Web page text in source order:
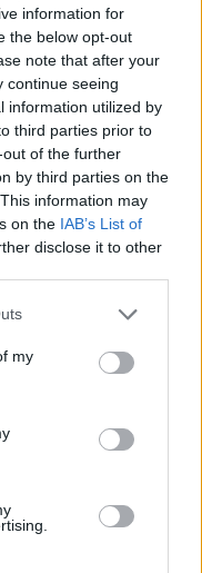
information for
the below opt-out
note that after your
continue seeing
information utilized by
third parties prior to
of the further
by third parties on the
information may
on the IAB’s List of
disclose it to other
my
από το Υπουργείο
των φοιτητών
ψησταριά στο
πάρκο”
Κρήτη - Ζέστη και
Γρατσία από πρώην